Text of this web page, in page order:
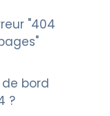
"404
bord
?